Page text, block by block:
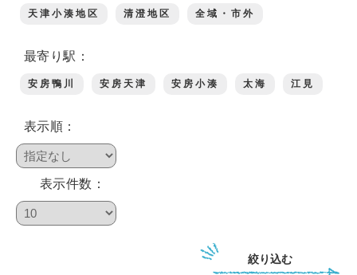
鴨川について
天津小湊地区 清澄地区 全域・市外
最寄り駅：
安房鴨川 安房天津 安房小湊 太海 江見
表示順：
表示件数：
絞り込む